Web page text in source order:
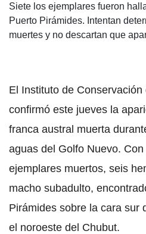
Siete los ejemplares fueron
Puerto Pirámides. Intentan
muertes y no descartan que
El Instituto de
confirmó este jueves la
franca austral muerta
aguas del Golfo Nuevo.
ejemplares muertos, seis
macho subadulto,
Pirámides sobre la cara sur
el noroeste del Chubut.